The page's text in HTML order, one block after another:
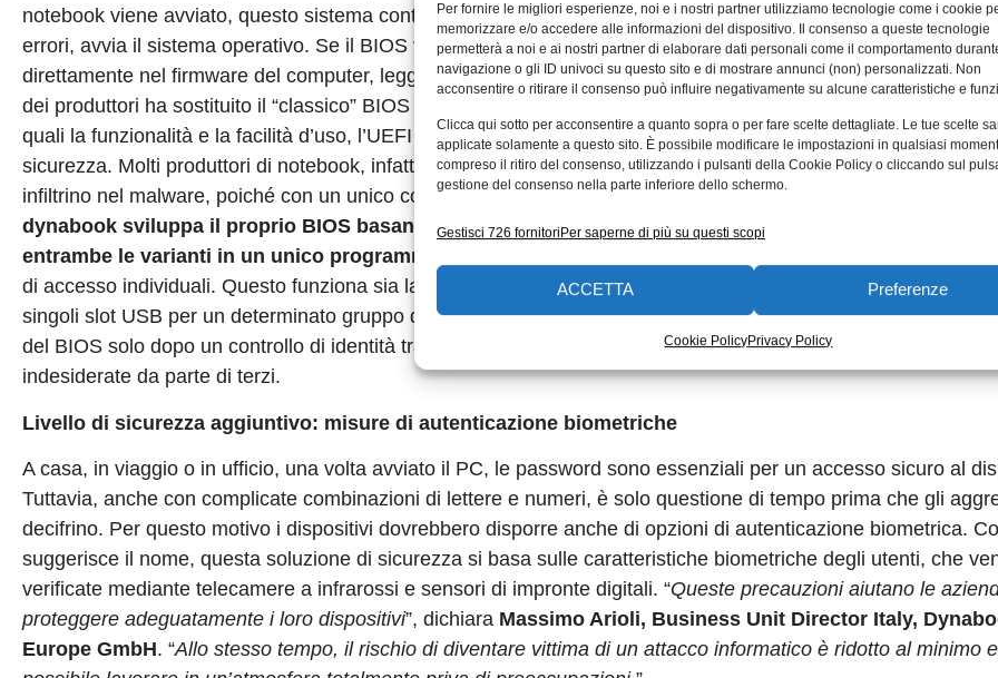
Per fornire le migliori esperienze, noi e i nostri partner utilizziamo tecnologie come i cookie
memorizzare e/o accedere alle informazioni del dispositivo. Il consenso a queste tecnologie
permetterà a noi e ai nostri partner di elaborare dati personali come il comportamento
navigazione o gli ID univoci su questo sito e di mostrare annunci (non) personalizzati. Non
acconsentire o ritirare il consenso può influire negativamente su alcune caratteristiche e
Clicca qui sotto per acconsentire a quanto sopra o per fare scelte dettagliate. Le tue scelte
applicate solamente a questo sito. È possibile modificare le impostazioni in qualsiasi
compreso il ritiro del consenso, utilizzando i pulsanti della Cookie Policy o cliccando sul
gestione del consenso nella parte inferiore dello schermo.
Gestisci 726 fornitoriPer saperne di più su questi scopi
ACCETTA Preferenze
Cookie PolicyPrivacy Policy
notebook viene avviato, questo sistema controlla la funzionalità dei vari componenti hardware e, se tutto è
errori, avvia il sistema operativo. Se il BIOS viene violato o infettato da malware, i cybercriminali possono
direttamente nel firmware del computer, leggere i dati o addirittura manipolarli senza essere rilevati. La
dei produttori ha sostituito il “classico” BIOS con l’Unified Extensible Firmware Interface (UEFI). Grazie a
quali la funzionalità e la facilità d’uso, l’UEFI sta guadagnando terreno sul BIOS, tuttavia, gli è inferiore in
sicurezza. Molti produttori di notebook, infatti, utilizzano lo stesso codice, aumentando il rischio che i
infiltrino nel malware, poiché con un unico codice dannoso possono accedere illegalmente a innumerevoli
dynabook sviluppa il proprio BIOS basandosi sull’attuale standard UEFI e combinando così i vantaggi
entrambe le varianti in un unico programma
di accesso individuali. Questo funziona sia lato software che lato hardware e consente agli amministratori IT di
singoli slot USB per un determinato gruppo di utenti. Inoltre, è possibile rendere disponibili le modifiche delle
del BIOS solo dopo un controllo di identità tramite dynabook. Questa misura di sicurezza protegge da
indesiderate da parte di terzi.
Livello di sicurezza aggiuntivo: misure di autenticazione biometriche
A casa, in viaggio o in ufficio, una volta avviato il PC, le password sono essenziali per un accesso sicuro al
Tuttavia, anche con complicate combinazioni di lettere e numeri, è solo questione di tempo prima che gli
decifrino. Per questo motivo i dispositivi dovrebbero disporre anche di opzioni di autenticazione biometrica.
suggerisce il nome, questa soluzione di sicurezza si basa sulle caratteristiche biometriche degli utenti, che
verificate mediante telecamere a infrarossi e sensori di impronte digitali. “Queste precauzioni aiutano le
proteggere adeguatamente i loro dispositivi”, dichiara Massimo Arioli, Business Unit Director Italy,
Europe GmbH. “Allo stesso tempo, il rischio di diventare vittima di un attacco informatico è ridotto al minimo